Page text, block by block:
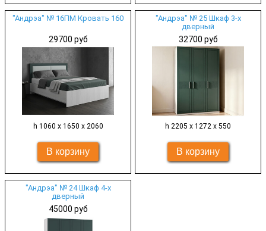
"Андрэа" № 16ПМ Кровать 160
29700 руб
h 1060 х 1650 х 2060
"Андрэа" № 25 Шкаф 3-х
дверный
32700 руб
h 2205 х 1272 х 550
"Андрэа" № 24 Шкаф 4-х
дверный
45000 руб